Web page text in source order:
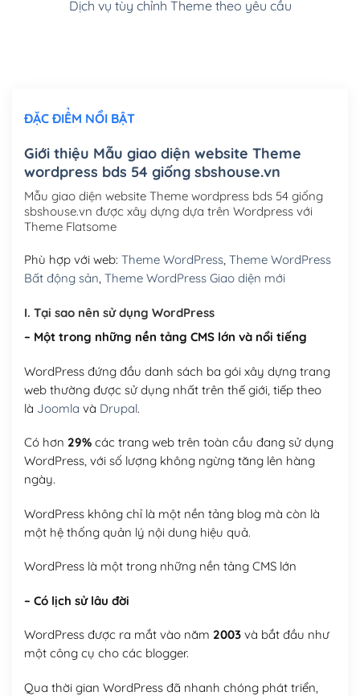
Cài đặt SMTP Mail cho site Wordpress(+100,000₫)
Mua thêm Host + Tên miền
Tên miền quốc tế .com .net .org (1 năm)
Tên miền Việt Nam .vn (1 năm)(+550,000₫)
Hosting 2GB SSD (1 năm)(+450,000₫)
Hosting 5GB SSD (1 năm) (+650,000₫)
Dịch vụ tùy chỉnh Theme theo yêu cầu
ĐẶC ĐIỂM NỔI BẬT
Giới thiệu Mẫu giao diện website Theme
wordpress bds 54 giống sbshouse.vn
Mẫu giao diện website Theme wordpress bds 54 giống
sbshouse.vn được xây dựng dựa trên Wordpress với
Theme Flatsome
Phù hợp với web: Theme WordPress, Theme WordPress
Bất động sản, Theme WordPress Giao diện mới
I. Tại sao nên sử dụng WordPress
– Một trong những nền tảng CMS lớn và nổi tiếng
WordPress đứng đầu danh sách ba gói xây dựng trang
web thường được sử dụng nhất trên thế giới, tiếp theo
là Joomla và Drupal.
Có hơn 29%các trang web trên toàn cầu đang sử dụng
WordPress, với số lượng không ngừng tăng lên hàng
ngày.
WordPress không chỉ là một nền tảng blog mà còn là
một hệ thống quản lý nội dung hiệu quả.
WordPress là một trong những nền tảng CMS lớn
– Có lịch sử lâu đời
WordPress được ra mắt vào năm 2003và bắt đầu như
một công cụ cho các blogger.
Qua thời gian WordPress đã nhanh chóng phát triển,